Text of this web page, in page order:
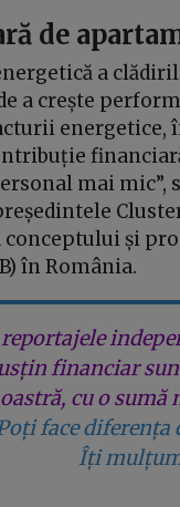
de
a
a crește
energetice,
mai mic”,
și
în România.
financiar
cu o
face diferența
Îți